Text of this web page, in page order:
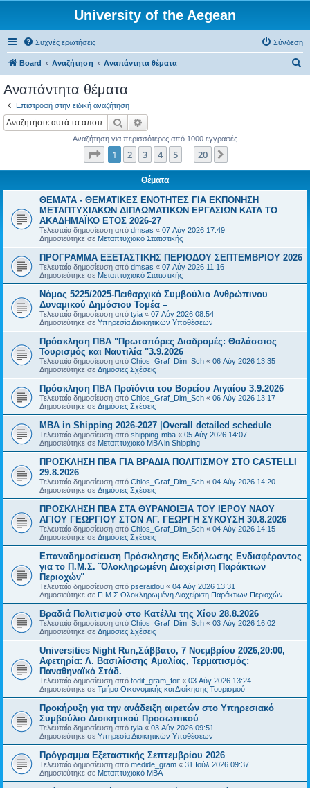
University of the Aegean
Συχνές ερωτήσεις Σύνδεση
Board Αναζήτηση Αναπάντητα θέματα
Αναπάντητα θέματα
Επιστροφή στην ειδική αναζήτηση
Αναζήτηση
Αναζήτηση για περισσότερες από 1000 εγγραφές
Σελίδα από20
1 2 3 4 5 20
Θέματα
ΘΕΜΑΤΑ - ΘΕΜΑΤΙΚΕΣ ΕΝΟΤΗΤΕΣ ΓΙΑ ΕΚΠΟΝΗΣΗ
ΜΕΤΑΠΤΥΧΙΑΚΩΝ ΔΙΠΛΩΜΑΤΙΚΩΝ ΕΡΓΑΣΙΩΝ ΚΑΤΑ ΤΟ
ΑΚΑΔΗΜΑΪΚΟ ΕΤΟΣ 2026-27
Τελευταία δημοσίευση από dmsas « 07 Αύγ 2026 17:49
Δημοσιεύτηκε σε Μεταπτυχιακό Στατιστικής
ΠΡΟΓΡΑΜΜΑ ΕΞΕΤΑΣΤΙΚΗΣ ΠΕΡΙΟΔΟΥ ΣΕΠΤΕΜΒΡΙΟΥ 2026
Τελευταία δημοσίευση από dmsas « 07 Αύγ 2026 11:16
Δημοσιεύτηκε σε Μεταπτυχιακό Στατιστικής
Νόμος 5225/2025-Πειθαρχικό Συμβούλιο Ανθρώπινου
Δυναμικού Δημόσιου Τομέα –
Τελευταία δημοσίευση από tyia « 07 Αύγ 2026 08:54
Δημοσιεύτηκε σε Υπηρεσία Διοικητικών Υποθέσεων
Πρόσκληση ΠΒΑ "Πρωτοπόρες Διαδρομές: Θαλάσσιος
Τουρισμός και Ναυτιλία "3.9.2026
Τελευταία δημοσίευση από Chios_Graf_Dim_Sch « 06 Αύγ 2026 13:35
Δημοσιεύτηκε σε Δημόσιες Σχέσεις
Πρόσκληση ΠΒΑ Προϊόντα του Βορείου Αιγαίου 3.9.2026
Τελευταία δημοσίευση από Chios_Graf_Dim_Sch « 06 Αύγ 2026 13:17
Δημοσιεύτηκε σε Δημόσιες Σχέσεις
MBA in Shipping 2026-2027 |Overall detailed schedule
Τελευταία δημοσίευση από shipping-mba « 05 Αύγ 2026 14:07
Δημοσιεύτηκε σε Μεταπτυχιακό MBA in Shipping
ΠΡΟΣΚΛΗΣΗ ΠΒΑ ΓΙΑ ΒΡΑΔΙΑ ΠΟΛΙΤΙΣΜΟΥ ΣΤΟ CASTELLI
29.8.2026
Τελευταία δημοσίευση από Chios_Graf_Dim_Sch « 04 Αύγ 2026 14:20
Δημοσιεύτηκε σε Δημόσιες Σχέσεις
ΠΡΟΣΚΛΗΣΗ ΠΒΑ ΣΤΑ ΘΥΡΑΝΟΙΞΙΑ ΤΟΥ ΙΕΡΟΥ ΝΑΟΥ
ΑΓΙΟΥ ΓΕΩΡΓΙΟΥ ΣΤΟΝ ΑΓ. ΓΕΩΡΓΗ ΣΥΚΟΥΣΗ 30.8.2026
Τελευταία δημοσίευση από Chios_Graf_Dim_Sch « 04 Αύγ 2026 14:15
Δημοσιεύτηκε σε Δημόσιες Σχέσεις
Επαναδημοσίευση Πρόσκλησης Εκδήλωσης Ενδιαφέροντος
για το Π.Μ.Σ. ¨Ολοκληρωμένη Διαχείριση Παράκτιων
Περιοχών¨
Τελευταία δημοσίευση από pseraidou « 04 Αύγ 2026 13:31
Δημοσιεύτηκε σε Π.Μ.Σ Ολοκληρωμένη Διαχείριση Παράκτιων Περιοχών
Βραδιά Πολιτισμού στο Κατέλλι της Χίου 28.8.2026
Τελευταία δημοσίευση από Chios_Graf_Dim_Sch « 03 Αύγ 2026 16:02
Δημοσιεύτηκε σε Δημόσιες Σχέσεις
Universities Night Run,Σάββατο, 7 Νοεμβρίου 2026,20:00,
Αφετηρία: Λ. Βασιλίσσης Αμαλίας, Τερματισμός:
Παναθηναϊκό Στάδ.
Τελευταία δημοσίευση από todit_gram_foit « 03 Αύγ 2026 13:24
Δημοσιεύτηκε σε Τμήμα Οικονομικής και Διοίκησης Τουρισμού
Προκήρυξη για την ανάδειξη αιρετών στο Υπηρεσιακό
Συμβούλιο Διοικητικού Προσωπικού
Τελευταία δημοσίευση από tyia « 03 Αύγ 2026 09:51
Δημοσιεύτηκε σε Υπηρεσία Διοικητικών Υποθέσεων
Πρόγραμμα Εξεταστικής Σεπτεμβρίου 2026
Τελευταία δημοσίευση από medide_gram « 31 Ιούλ 2026 09:37
Δημοσιεύτηκε σε Μεταπτυχιακό MBA